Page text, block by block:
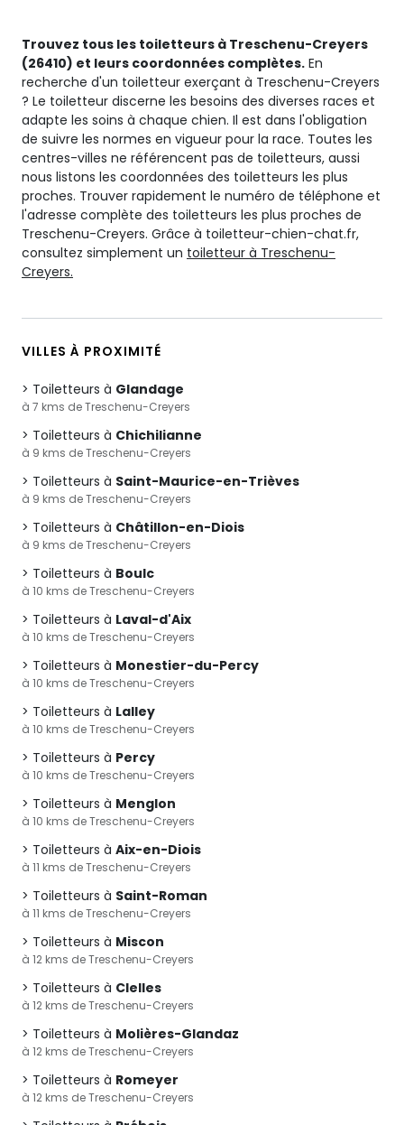
Trouvez tous les toiletteurs à Treschenu-Creyers
(26410) et leurs coordonnées complètes. En
recherche d'un toiletteur exerçant à Treschenu-Creyers
? Le toiletteur discerne les besoins des diverses races et
adapte les soins à chaque chien. Il est dans l'obligation
de suivre les normes en vigueur pour la race. Toutes les
centres-villes ne référencent pas de toiletteurs, aussi
nous listons les coordonnées des toiletteurs les plus
proches. Trouver rapidement le numéro de téléphone et
l'adresse complète des toiletteurs les plus proches de
Treschenu-Creyers. Grâce à toiletteur-chien-chat.fr,
consultez simplement un toiletteur à Treschenu-
Creyers.
VILLES À PROXIMITÉ
Toiletteurs à Glandage
à 7 kms de Treschenu-Creyers
Toiletteurs à Chichilianne
à 9 kms de Treschenu-Creyers
Toiletteurs à Saint-Maurice-en-Trièves
à 9 kms de Treschenu-Creyers
Toiletteurs à Châtillon-en-Diois
à 9 kms de Treschenu-Creyers
Toiletteurs à Boulc
à 10 kms de Treschenu-Creyers
Toiletteurs à Laval-d'Aix
à 10 kms de Treschenu-Creyers
Toiletteurs à Monestier-du-Percy
à 10 kms de Treschenu-Creyers
Toiletteurs à Lalley
à 10 kms de Treschenu-Creyers
Toiletteurs à Percy
à 10 kms de Treschenu-Creyers
Toiletteurs à Menglon
à 10 kms de Treschenu-Creyers
Toiletteurs à Aix-en-Diois
à 11 kms de Treschenu-Creyers
Toiletteurs à Saint-Roman
à 11 kms de Treschenu-Creyers
Toiletteurs à Miscon
à 12 kms de Treschenu-Creyers
Toiletteurs à Clelles
à 12 kms de Treschenu-Creyers
Toiletteurs à Molières-Glandaz
à 12 kms de Treschenu-Creyers
Toiletteurs à Romeyer
à 12 kms de Treschenu-Creyers